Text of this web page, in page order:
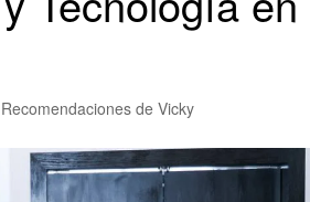
Recomendaciones de Vicky